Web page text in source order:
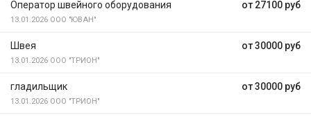
от 27100 руб
Оператор швейного оборудования
13.01.2026 ООО "ЮВАН"
от 30000 руб
Швея
13.01.2026 ООО "ТРИОН"
от 30000 руб
гладильщик
13.01.2026 ООО "ТРИОН"